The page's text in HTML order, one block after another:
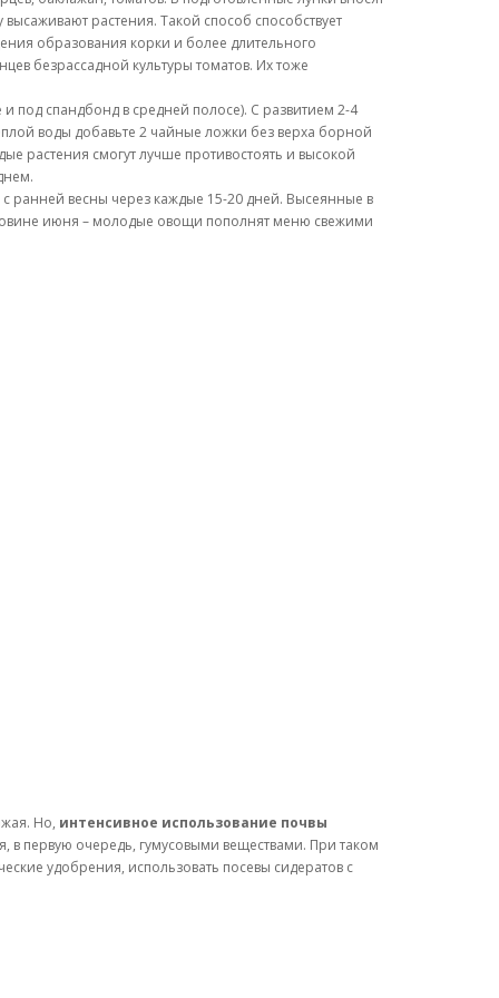
растения. Такой способ способствует
образования корки и более длительного
безрассадной культуры томатов. Их тоже
спандбонд в средней полосе). С развитием 2-4
воды добавьте 2 чайные ложки без верха борной
растения смогут лучше противостоять и высокой
ранней весны через каждые 15-20 дней. Высеянные в
июня – молодые овощи пополнят меню свежими
Но, интенсивное использование почвы
в первую очередь, гумусовыми веществами. При таком
удобрения, использовать посевы сидератов с